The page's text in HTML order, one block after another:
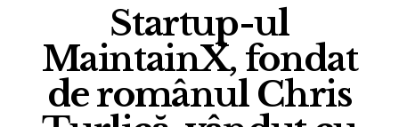
Startup-ul
MaintainX, fondat
de românul Chris